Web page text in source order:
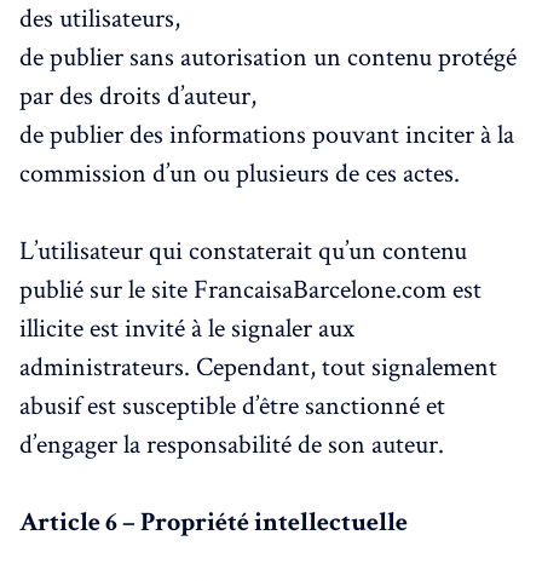
des utilisateurs,
de publier sans autorisation un contenu protégé
par des droits d’auteur,
de publier des informations pouvant inciter à la
commission d’un ou plusieurs de ces actes.
L’utilisateur qui constaterait qu’un contenu
publié sur le site FrancaisaBarcelone.com est
illicite est invité à le signaler aux
administrateurs. Cependant, tout signalement
abusif est susceptible d’être sanctionné et
d’engager la responsabilité de son auteur.
Article 6 – Propriété intellectuelle